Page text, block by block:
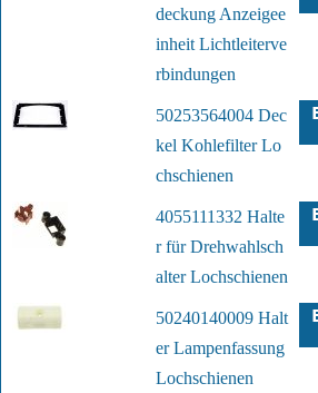
deckung Anzeigee
inheit Lichtleiterve
rbindungen
50253564004 Dec
kel Kohlefilter Lo
chschienen
4055111332 Halte
r für Drehwahlsch
alter Lochschienen
50240140009 Halt
er Lampenfassung
Lochschienen